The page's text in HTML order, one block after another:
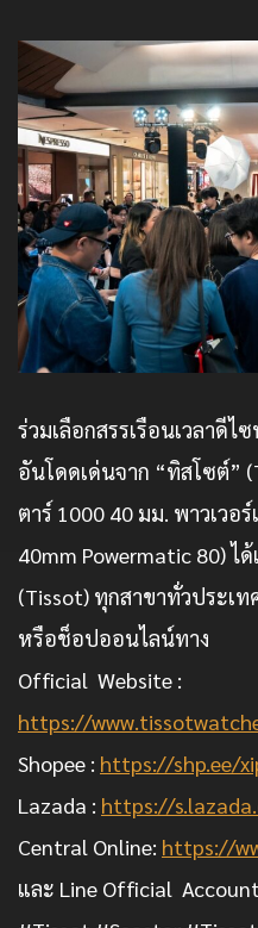
ร่วมเลือกสรรเรือนเวลาดี
อันโดดเด่นจาก “ทิสโซต์”
ตาร์ 1000 40 มม. พาวเวอ
40mm Powermatic 80) ไ
(Tissot) ทุกสาขาทั่วประเท
หรือช็อปออนไลน์ทาง
Official Website :
https://
Shopee : https://shp.ee/
Lazada : https://
Central Online: https://
และ Line Official